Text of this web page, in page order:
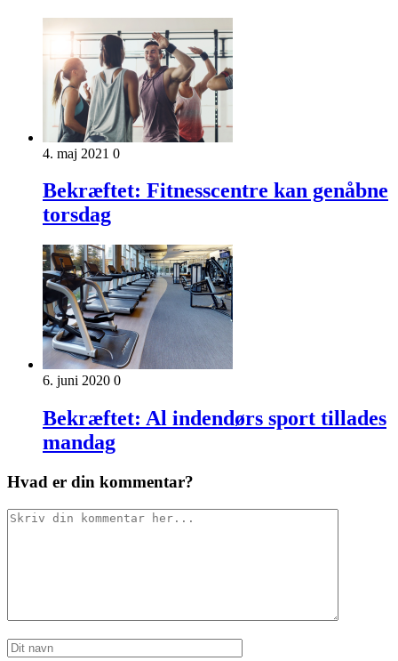
4. maj 2021 0
Bekræftet: Fitnesscentre kan genåbne
torsdag
6. juni 2020 0
Bekræftet: Al indendørs sport tillades
mandag
Hvad er din kommentar?